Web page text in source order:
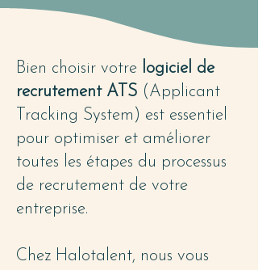
Bien choisir votre logiciel de
recrutement ATS (Applicant
Tracking System) est essentiel
pour optimiser et améliorer
toutes les étapes du processus
de recrutement de votre
entreprise.
Chez Halotalent, nous vous